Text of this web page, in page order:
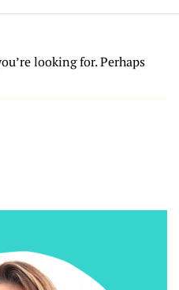
looking for. Perhaps